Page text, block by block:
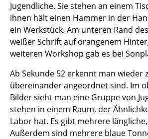
Jugendliche. Sie stehen an einem
ihnen hält einen Hammer in der
ein Werkstück. Am unteren Rand
weißer Schrift auf orangenem
weiteren Workshop gab es bei
Ab Sekunde 52 erkennt man wieder
übereinander angeordnet sind. Im
Bilder sieht man eine Gruppe von
stehen in einem Raum, der
Labor hat. Es gibt mehrere
Außerdem sind mehrere blaue